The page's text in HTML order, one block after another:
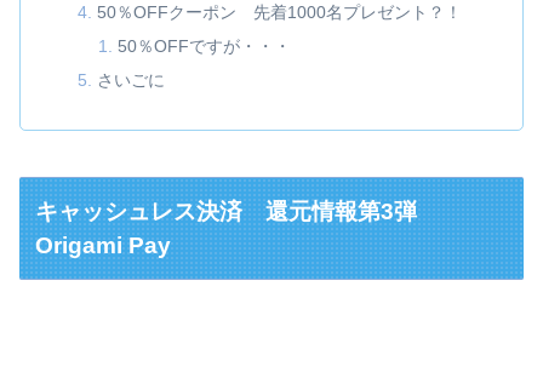
50％OFFクーポン 先着1000名プレゼント？！
50％OFFですが・・・
さいごに
キャッシュレス決済 還元情報第3弾
Origami Pay